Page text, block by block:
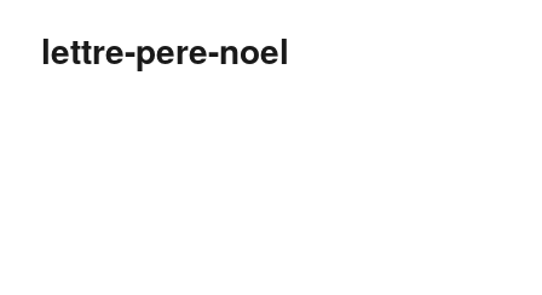
lettre-pere-noel